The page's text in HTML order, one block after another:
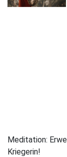
Meditation:
Kriegerin!